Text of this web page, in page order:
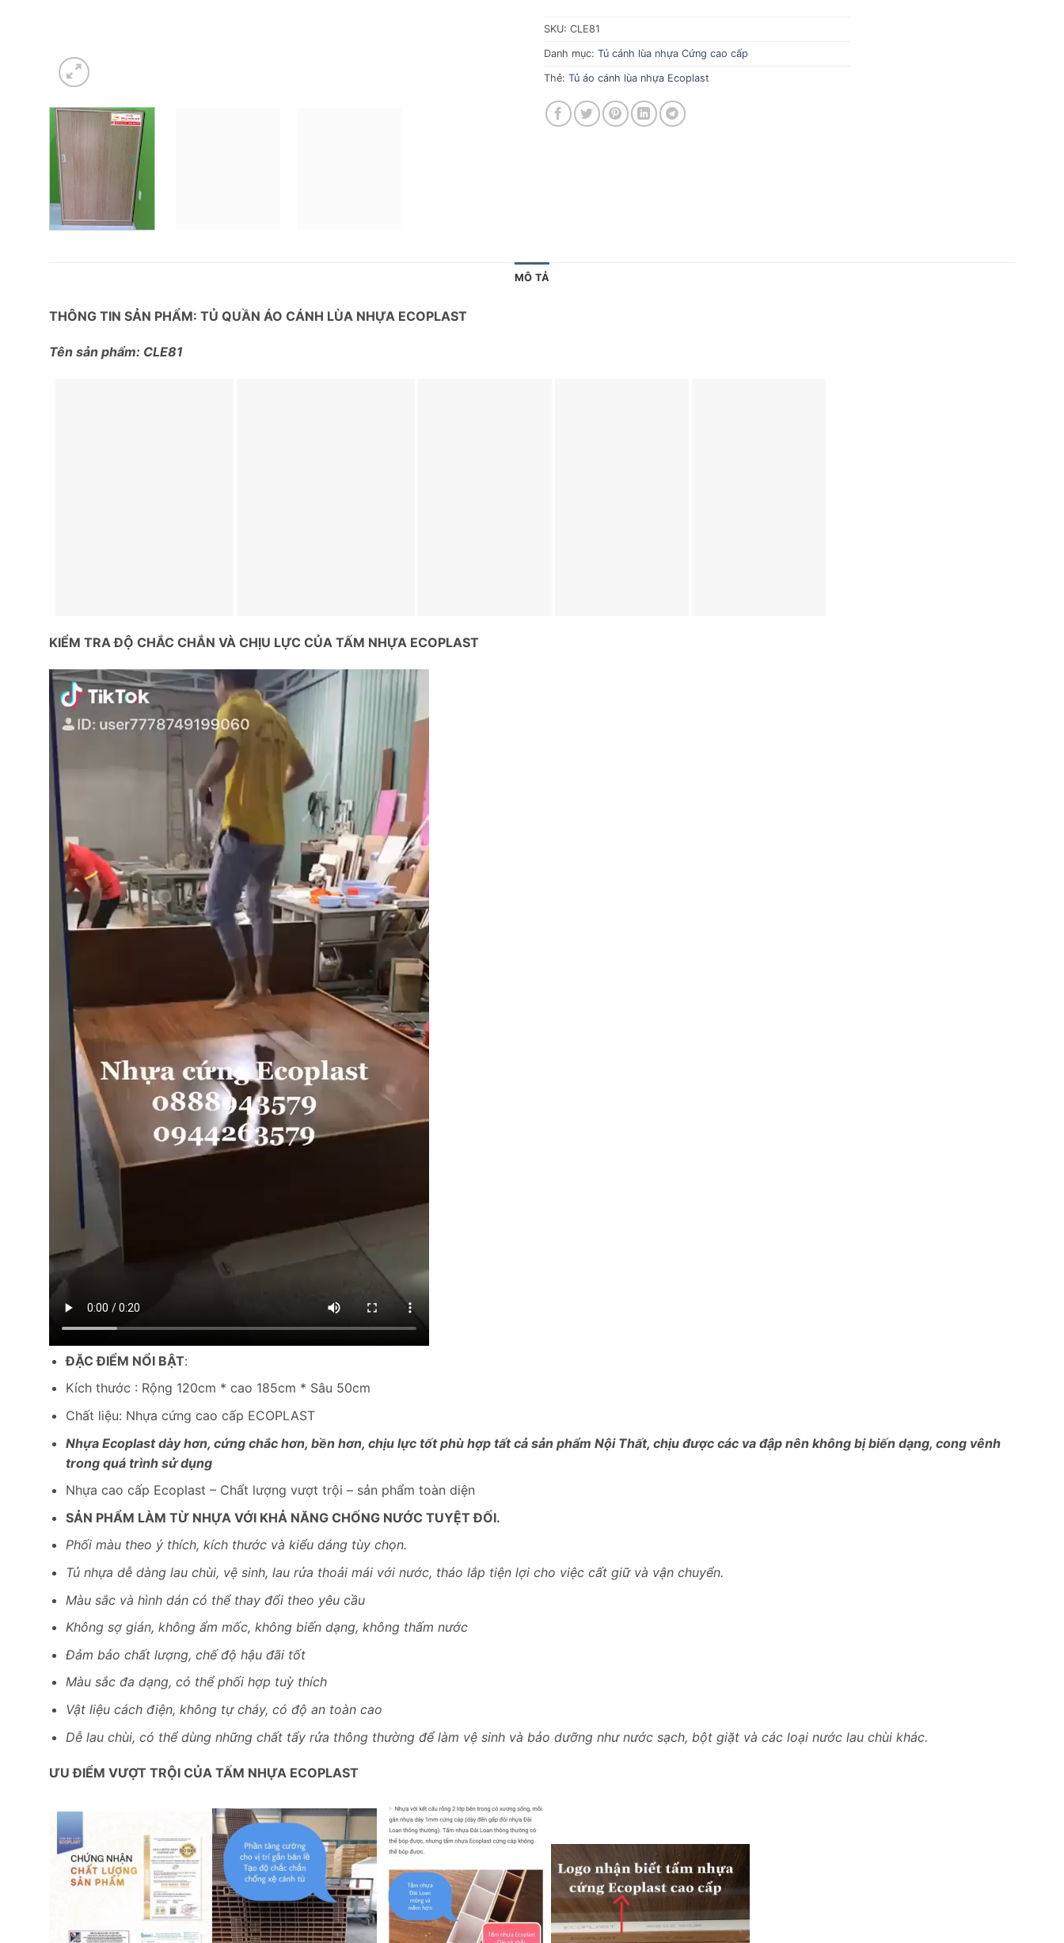
SKU: CLE81
Danh mục: Tủ cánh lùa nhựa Cứng cao cấp
Thẻ: Tủ áo cánh lùa nhựa Ecoplast
MÔ TẢ
THÔNG TIN SẢN PHẨM: TỦ QUẦN ÁO CÁNH LÙA NHỰA ECOPLAST
Tên sản phẩm: CLE81
KIỂM TRA ĐỘ CHẮC CHẮN VÀ CHỊU LỰC CỦA TẤM NHỰA ECOPLAST
ĐẶC ĐIỂM NỔI BẬT:
Kích thước : Rộng 120cm * cao 185cm * Sâu 50cm
Chất liệu: Nhựa cứng cao cấp ECOPLAST
Nhựa Ecoplast dày hơn, cứng chắc hơn, bền hơn, chịu lực tốt phù hợp tất cả sản phẩm Nội Thất, chịu được các va đập nên không bị biến dạng, cong vênh
trong quá trình sử dụng
Nhựa cao cấp Ecoplast – Chất lượng vượt trội – sản phẩm toàn diện
SẢN PHẨM LÀM TỪ NHỰA VỚI KHẢ NĂNG CHỐNG NƯỚC TUYỆT ĐỐI.
Phối màu theo ý thích, kích thước và kiểu dáng tùy chọn.
Tủ nhựa dễ dàng lau chùi, vệ sinh, lau rửa thoải mái với nước, tháo lắp tiện lợi cho việc cất giữ và vận chuyển.
Màu sắc và hình dán có thể thay đổi theo yêu cầu
Không sợ gián, không ẩm mốc, không biến dạng, không thấm nước
Đảm bảo chất lượng, chế độ hậu đãi tốt
Màu sắc đa dạng, có thể phối hợp tuỳ thích
Vật liệu cách điện, không tự cháy, có độ an toàn cao
Dễ lau chùi, có thể dùng những chất tẩy rửa thông thường để làm vệ sinh và bảo dưỡng như nước sạch, bột giặt và các loại nước lau chùi khác.
ƯU ĐIỂM VƯỢT TRỘI CỦA TẤM NHỰA ECOPLAST